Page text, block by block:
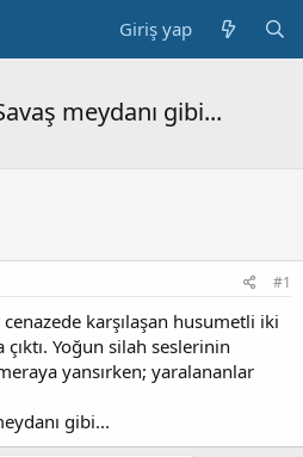
Giriş yap
meydanı gibi...
#1
karşılaşan husumetli iki
çıktı. Yoğun silah seslerinin
yansırken; yaralananlar
gibi...